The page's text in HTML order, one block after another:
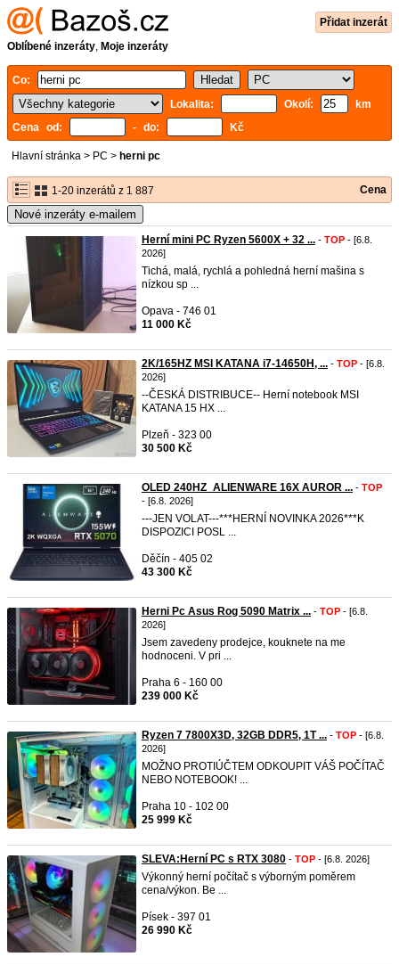
Přidat inzerát
Oblíbené inzeráty, Moje inzeráty
Co:
Lokalita:
Okolí:
km
Cena od:
- do: Kč
Hlavní stránka > PC > herni pc
1-20 inzerátů z 1 887 Cena
Nové inzeráty e-mailem
Herní mini PC Ryzen 5600X + 32 ... - TOP - [6.8.
2026]
Tichá, malá, rychlá a pohledná herní mašina s
nízkou sp ...
Opava - 746 01
11 000 Kč
2K/165HZ MSI KATANA i7-14650H, ... - TOP - [6.8.
2026]
--ČESKÁ DISTRIBUCE-- Herní notebook MSI
KATANA 15 HX ...
Plzeň - 323 00
30 500 Kč
OLED 240HZ_ALIENWARE 16X AUROR ... - TOP
- [6.8. 2026]
---JEN VOLAT---***HERNÍ NOVINKA 2026***K
DISPOZICI POSL ...
Děčín - 405 02
43 300 Kč
Herni Pc Asus Rog 5090 Matrix ... - TOP - [6.8.
2026]
Jsem zavedeny prodejce, kouknete na me
hodnoceni. V pri ...
Praha 6 - 160 00
239 000 Kč
Ryzen 7 7800X3D, 32GB DDR5, 1T ... - TOP - [6.8.
2026]
MOŽNO PROTIÚČTEM ODKOUPIT VÁŠ POČÍTAČ
NEBO NOTEBOOK! ...
Praha 10 - 102 00
25 999 Kč
SLEVA:Herní PC s RTX 3080 - TOP - [6.8. 2026]
Výkonný herní počítač s výborným poměrem
cena/výkon. Be ...
Písek - 397 01
26 990 Kč